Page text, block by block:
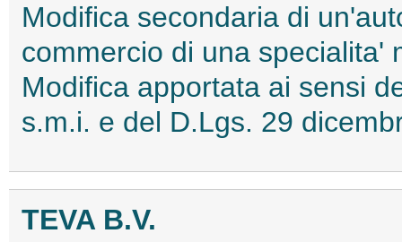
Modifica secondaria di
commercio di una specialita'
Modifica apportata ai sensi
s.m.i. e del D.Lgs. 29
TEVA B.V.